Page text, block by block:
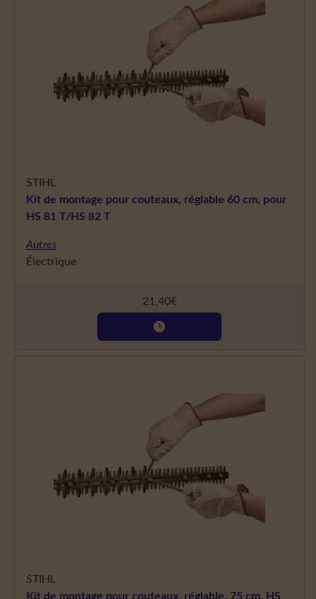
STIHL
Kit de montage pour couteaux, réglable 60 cm, pour
HS 81 T/HS 82 T
Autres
Électrique
21,40€
STIHL
Kit de montage pour couteaux, réglable, 75 cm, HS